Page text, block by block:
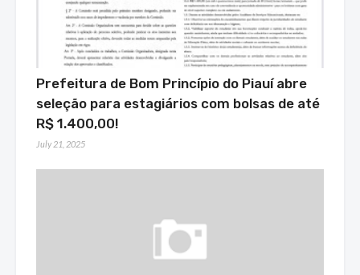
Prefeitura de Bom Princípio do Piauí abre
seleção para estagiários com bolsas de até
R$ 1.400,00!
July 21, 2025